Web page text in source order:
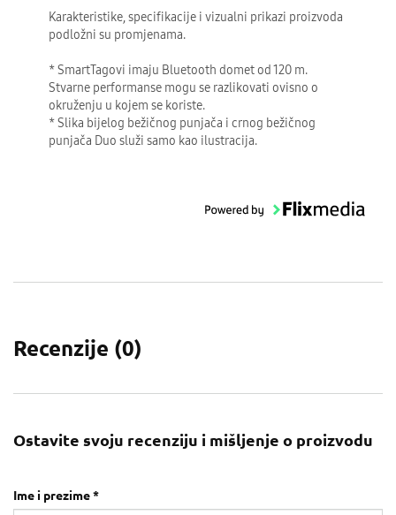
Karakteristike, specifikacije i vizualni prikazi proizvoda
podložni su promjenama.
* SmartTagovi imaju Bluetooth domet od 120 m.
Stvarne performanse mogu se razlikovati ovisno o
okruženju u kojem se koriste.
* Slika bijelog bežičnog punjača i crnog bežičnog
punjača Duo služi samo kao ilustracija.
Recenzije (0)
Ostavite svoju recenziju i mišljenje o proizvodu
Ime i prezime *